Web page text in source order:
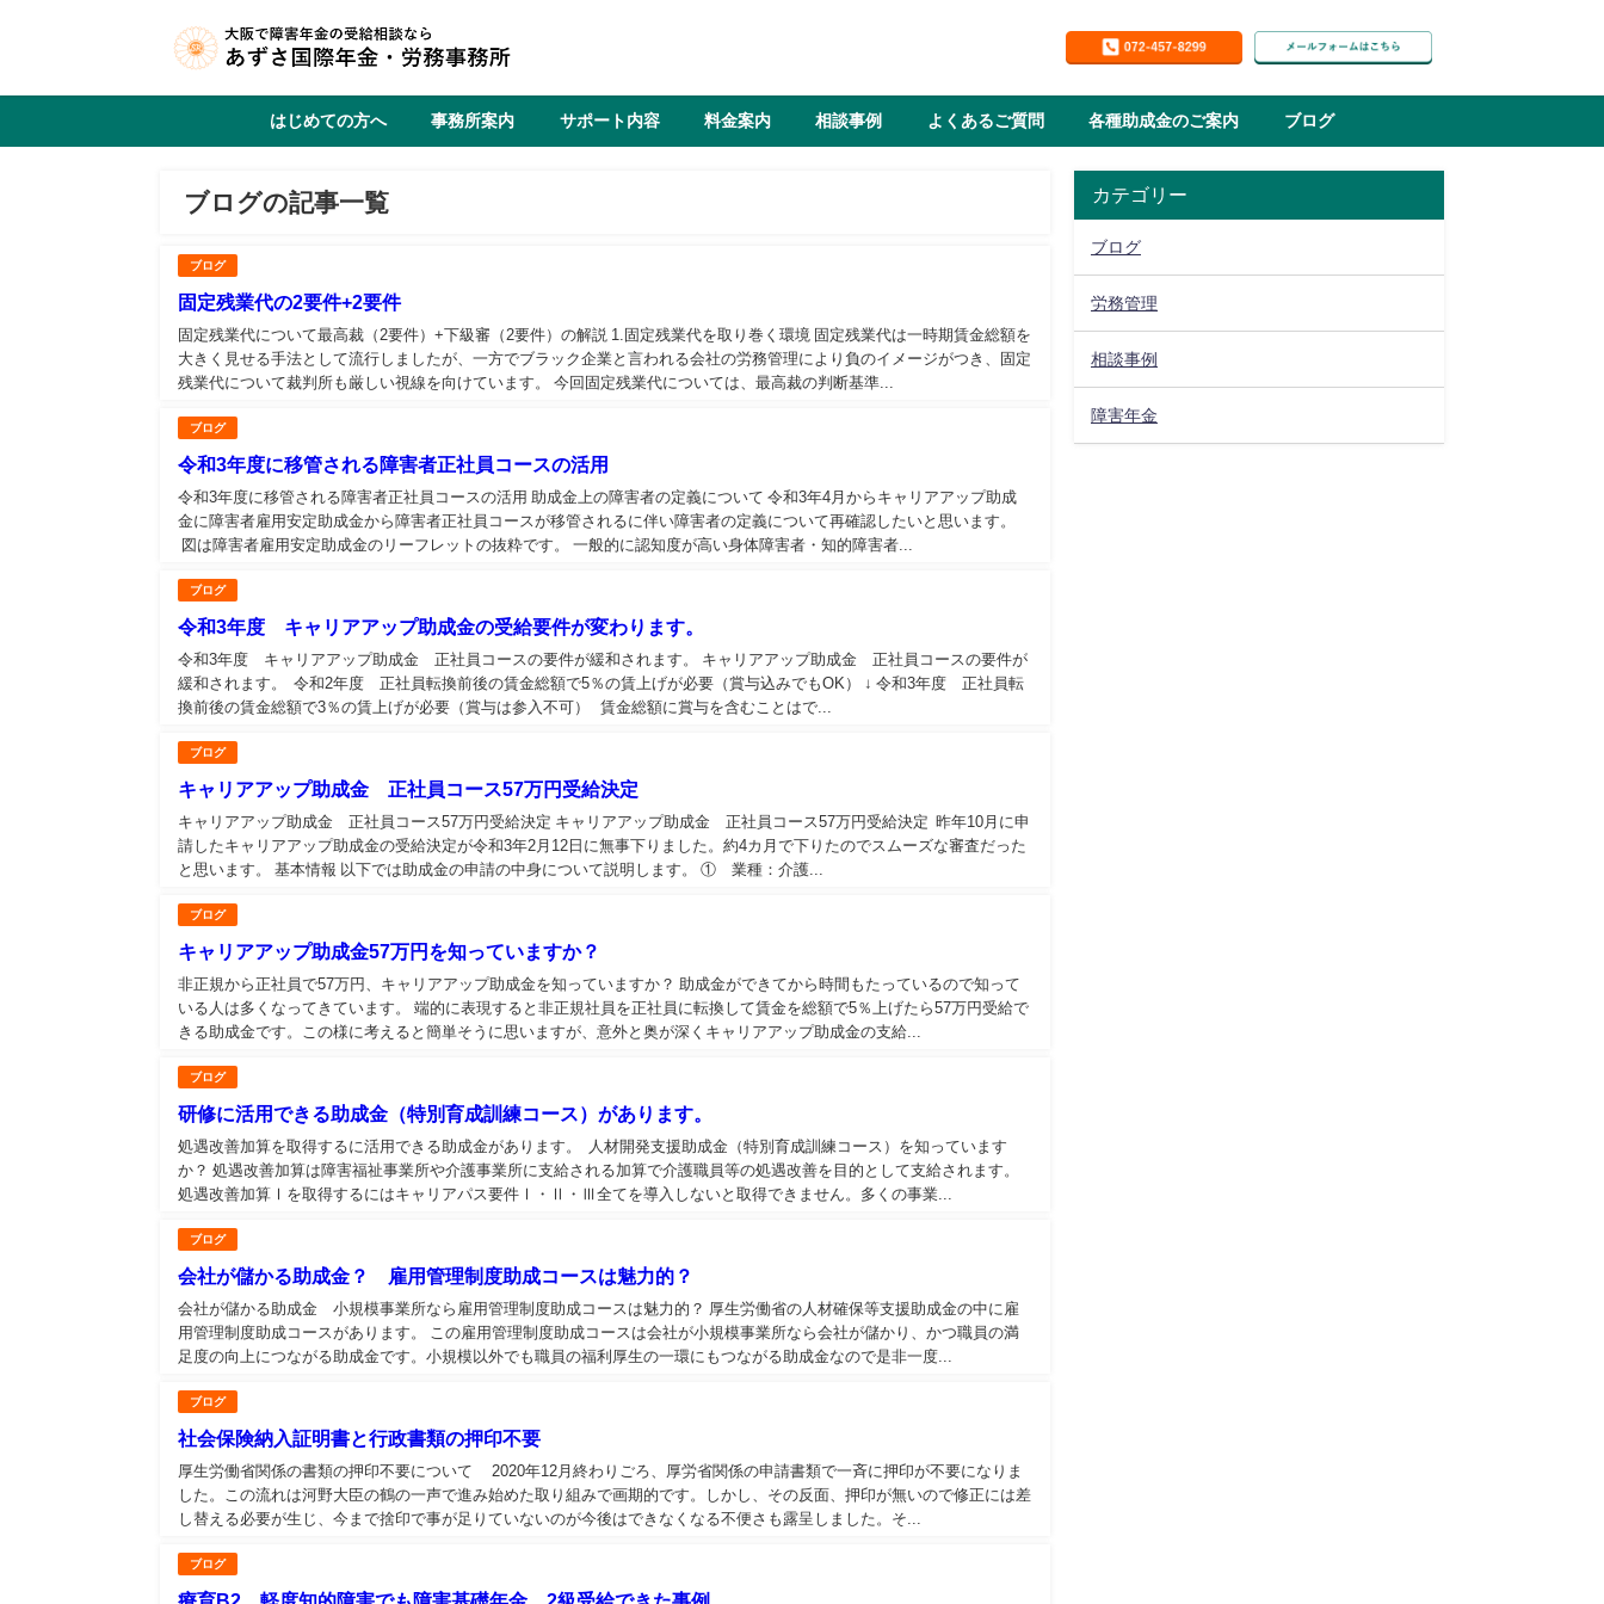
はじめての方へ 事務所案内 サポート内容 料金案内 相談事例 よくあるご質問 各種助成金のご案内 ブログ
ブログの記事一覧
ブログ
固定残業代の2要件+2要件
固定残業代について最高裁（2要件）+下級審（2要件）の解説 1.固定残業代を取り巻く環境 固定残業代は一時期賃金総額を
大きく見せる手法として流行しましたが、一方でブラック企業と言われる会社の労務管理により負のイメージがつき、固定
残業代について裁判所も厳しい視線を向けています。 今回固定残業代については、最高裁の判断基準...
ブログ
令和3年度に移管される障害者正社員コースの活用
令和3年度に移管される障害者正社員コースの活用 助成金上の障害者の定義について 令和3年4月からキャリアアップ助成
金に障害者雇用安定助成金から障害者正社員コースが移管されるに伴い障害者の定義について再確認したいと思います。
図は障害者雇用安定助成金のリーフレットの抜粋です。 一般的に認知度が高い身体障害者・知的障害者...
ブログ
令和3年度 キャリアアップ助成金の受給要件が変わります。
令和3年度 キャリアアップ助成金 正社員コースの要件が緩和されます。 キャリアアップ助成金 正社員コースの要件が
緩和されます。 令和2年度 正社員転換前後の賃金総額で5％の賃上げが必要（賞与込みでもOK） ↓ 令和3年度 正社員転
換前後の賃金総額で3％の賃上げが必要（賞与は参入不可） 賃金総額に賞与を含むことはで...
ブログ
キャリアアップ助成金 正社員コース57万円受給決定
キャリアアップ助成金 正社員コース57万円受給決定 キャリアアップ助成金 正社員コース57万円受給決定 昨年10月に申
請したキャリアアップ助成金の受給決定が令和3年2月12日に無事下りました。約4カ月で下りたのでスムーズな審査だった
と思います。 基本情報 以下では助成金の申請の中身について説明します。 ① 業種：介護...
ブログ
キャリアアップ助成金57万円を知っていますか？
非正規から正社員で57万円、キャリアアップ助成金を知っていますか？ 助成金ができてから時間もたっているので知って
いる人は多くなってきています。 端的に表現すると非正規社員を正社員に転換して賃金を総額で5％上げたら57万円受給で
きる助成金です。この様に考えると簡単そうに思いますが、意外と奥が深くキャリアアップ助成金の支給...
ブログ
研修に活用できる助成金（特別育成訓練コース）があります。
処遇改善加算を取得するに活用できる助成金があります。 人材開発支援助成金（特別育成訓練コース）を知っています
か？ 処遇改善加算は障害福祉事業所や介護事業所に支給される加算で介護職員等の処遇改善を目的として支給されます。
処遇改善加算Ⅰを取得するにはキャリアパス要件Ⅰ・Ⅱ・Ⅲ全てを導入しないと取得できません。多くの事業...
ブログ
会社が儲かる助成金？ 雇用管理制度助成コースは魅力的？
会社が儲かる助成金 小規模事業所なら雇用管理制度助成コースは魅力的？ 厚生労働省の人材確保等支援助成金の中に雇
用管理制度助成コースがあります。 この雇用管理制度助成コースは会社が小規模事業所なら会社が儲かり、かつ職員の満
足度の向上につながる助成金です。小規模以外でも職員の福利厚生の一環にもつながる助成金なので是非一度...
ブログ
社会保険納入証明書と行政書類の押印不要
厚生労働省関係の書類の押印不要について 2020年12月終わりごろ、厚労省関係の申請書類で一斉に押印が不要になりま
した。この流れは河野大臣の鶴の一声で進み始めた取り組みで画期的です。しかし、その反面、押印が無いので修正には差
し替える必要が生じ、今まで捨印で事が足りていないのが今後はできなくなる不便さも露呈しました。そ...
ブログ
カテゴリー
ブログ
労務管理
相談事例
障害年金